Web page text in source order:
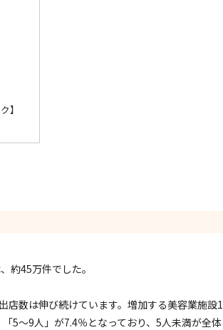
】
約45万件でした。
店数は伸び続けています。増加する美容業施設1
5～9人」が7.4％となっており、5人未満が全体